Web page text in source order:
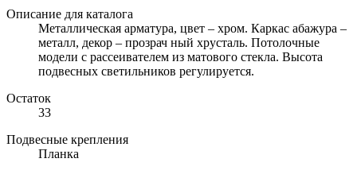
Описание для каталога
Металлическая арматура, цвет – хром. Каркас абажура –
металл, декор – прозрач ный хрусталь. Потолочные
модели с рассеивателем из матового стекла. Высота
подвесных светильников регулируется.
Остаток
33
Подвесные крепления
Планка